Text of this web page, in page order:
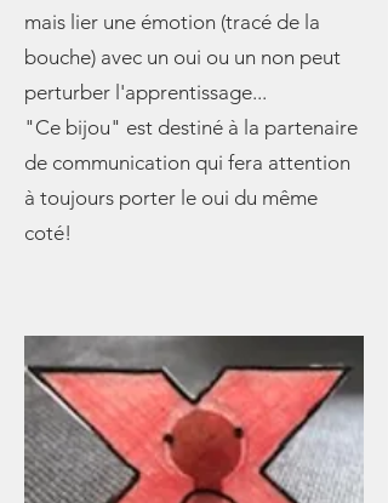
mais lier une émotion (tracé de la
bouche) avec un oui ou un non peut
perturber l'apprentissage...
"Ce bijou" est destiné à la partenaire
de communication qui fera attention
à toujours porter le oui du même
coté!